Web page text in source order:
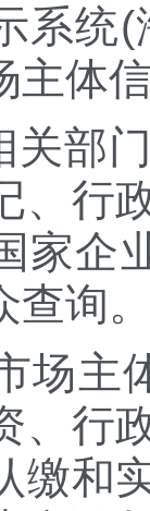
系统
主体
关部
、行
家企
查询
场主
、行
缴和